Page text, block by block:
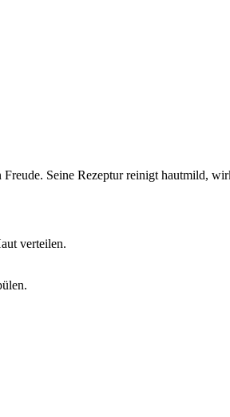
Seine Rezeptur reinigt hautmild,
verteilen.